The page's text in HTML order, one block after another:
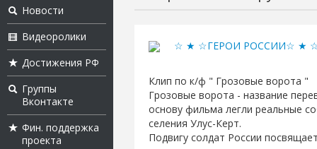
Новости
Видеоролики
Достижения РФ
Группы
Вконтакте
Фин. поддержка
проекта
☆ ★ ☆ГЕРОИ РОССИИ☆ ★
Клип по к/ф " Грозовые ворота "
Грозовые ворота - название
основу фильма легли реальные
селения Улус-Керт.
Подвигу солдат России